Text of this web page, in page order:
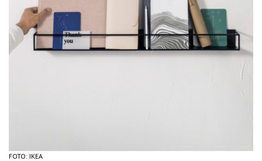
FOTO: IKEA